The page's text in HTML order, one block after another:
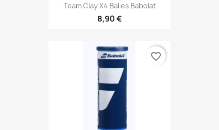
Team Clay X4 Balles Babolat
8,90 €
favorite_border